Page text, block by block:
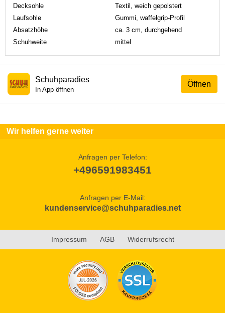
Decksohle
Textil, weich gepolstert
Laufsohle
Gummi, waffelgrip-Profil
Absatzhöhe
ca. 3 cm, durchgehend
Schuhweite
mittel
Öffnen
Schuhparadies
In App öffnen
Wir helfen gerne weiter
Anfragen per Telefon:
+496591983451
Anfragen per E-Mail:
kundenservice@schuhparadies.net
Impressum AGB Widerrufsrecht